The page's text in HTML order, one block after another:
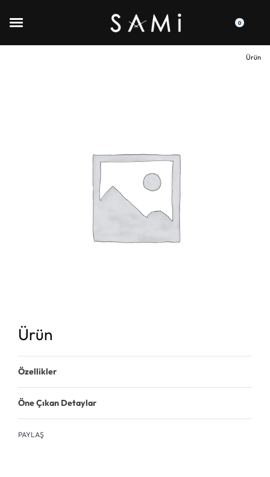
0
Ürün
Ürün
Özellikler
Öne Çıkan Detaylar
PAYLAŞ